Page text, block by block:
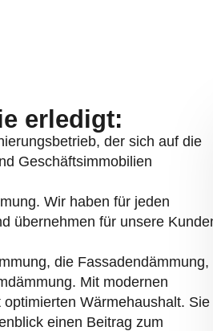
erledigt:
der sich auf die
Geschäftsimmobilien
Wir haben für jeden
übernehmen für unsere
die Fassadendämmung,
Mit modernen
Wärmehaushalt. Sie
einen Beitrag zum